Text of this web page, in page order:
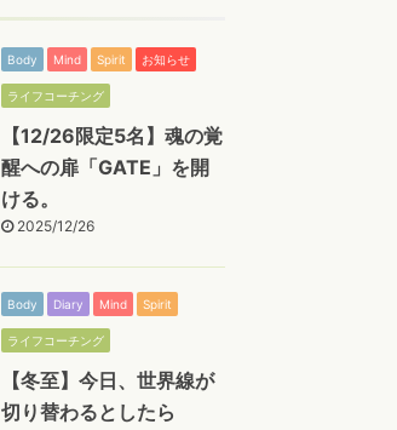
Body Mind Spirit お知らせ
ライフコーチング
【12/26限定5名】魂の覚
醒への扉「GATE」を開
ける。
2025/12/26
Body Diary Mind Spirit
ライフコーチング
【冬至】今日、世界線が
切り替わるとしたら